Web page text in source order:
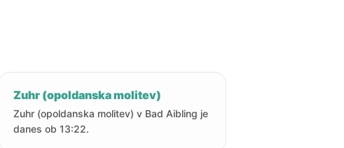
Zuhr (opoldanska molitev)
Zuhr (opoldanska molitev) v Bad Aibling je
danes ob 13:22.